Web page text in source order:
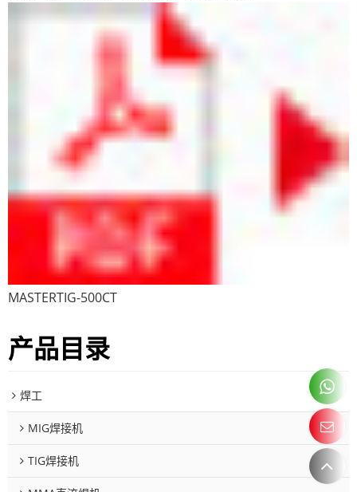
MASTERTIG-500CT
产品目录
焊工
MIG焊接机
TIG焊接机